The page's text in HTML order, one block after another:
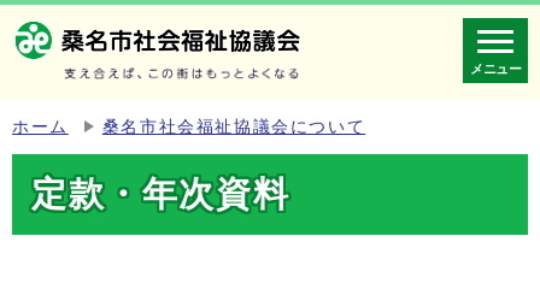
メニュー
ホーム 桑名市社会福祉協議会について
定款・年次資料